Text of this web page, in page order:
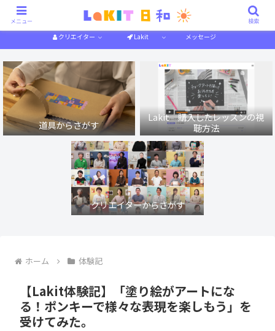
作り方解説 特集一覧
クリエイター Lakit メッセージ
道具からさがす
Lakit 購入したレッスンの視
聴方法
クリエイターからさがす
ホーム 体験記
【Lakit体験記】「塗り絵がアートにな
る！ポンキーで様々な表現を楽しもう」を
受けてみた。
メニュー 検索